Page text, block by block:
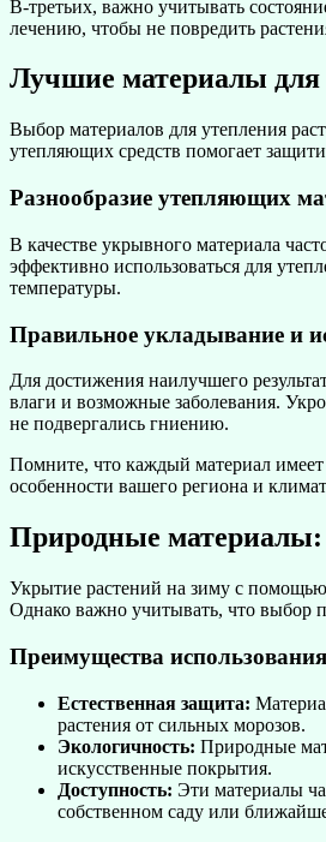
В-третьих, важно учитывать
лечению, чтобы не повредить
Лучшие материалы для
Выбор материалов для утепления
утепляющих средств помогает
Разнообразие утепляющих
В качестве укрывного материала
эффективно использоваться для
температуры.
Правильное укладывание и
Для достижения наилучшего
влаги и возможные заболевания.
не подвергались гниению.
Помните, что каждый материал
особенности вашего региона и
Природные
Укрытие растений на зиму с
Однако важно учитывать, что выбор
Преимущества
Естественная защита:
растения от сильных морозов.
Экологичность: Природные
искусственные покрытия.
Доступность: Эти материалы
собственном саду или